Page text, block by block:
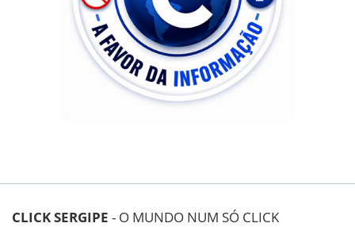
CLICK SERGIPE - O MUNDO NUM SÓ CLICK